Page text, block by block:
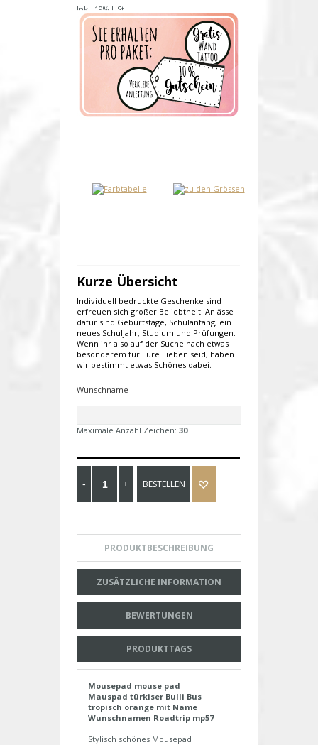
Inkl. 19% USt.
Versandkosten
Produktnummer:mp57-C
Verfügbarkeit:Auf Lager
Lieferzeit: 1-2 Werktage
Kurze Übersicht
Individuell bedruckte Geschenke sind
erfreuen sich großer Beliebtheit. Anlässe
dafür sind Geburtstage, Schulanfang, ein
neues Schuljahr, Studium und Prüfungen.
Wenn ihr also auf der Suche nach etwas
besonderem für Eure Lieben seid, haben
wir bestimmt etwas Schönes dabei.
Wunschname
Maximale Anzahl Zeichen: 30
BESTELLEN
PRODUKTBESCHREIBUNG
ZUSÄTZLICHE INFORMATION
BEWERTUNGEN
PRODUKTTAGS
Mousepad mouse pad
Mauspad türkiser Bulli Bus
tropisch orange mit Name
Wunschnamen Roadtrip mp57
Stylisch schönes Mousepad